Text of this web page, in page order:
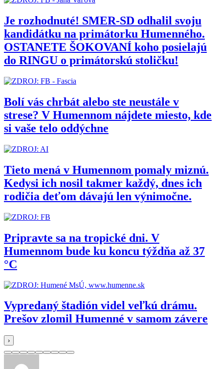
Je rozhodnuté! SMER-SD odhalil svoju
kandidátku na primátorku Humenného.
OSTANETE ŠOKOVANÍ koho posielajú
do RINGU o primátorskú stoličku!
Bolí vás chrbát alebo ste neustále v
strese? V Humennom nájdete miesto, kde
si vaše telo oddýchne
Tieto mená v Humennom pomaly miznú.
Kedysi ich nosil takmer každý, dnes ich
rodičia deťom dávajú len výnimočne.
Pripravte sa na tropické dni. V
Humennom bude ku koncu týždňa až 37
°C
Vypredaný štadión videl veľkú drámu.
Prešov zlomil Humenné v samom závere
›